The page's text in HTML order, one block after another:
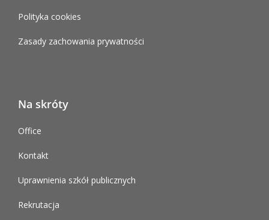
Polityka cookies
Zasady zachowania prywatności
Na skróty
Office
Kontakt
Uprawnienia szkół publicznych
Rekrutacja